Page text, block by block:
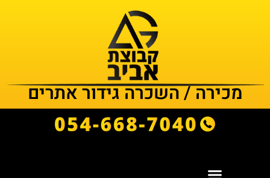
מכירה / השכרה גידור אתרים